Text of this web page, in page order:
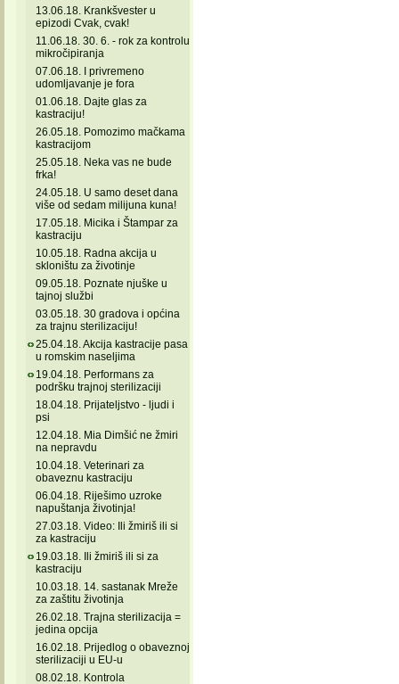
13.06.18. Krankšvester u
epizodi Cvak, cvak!
11.06.18. 30. 6. - rok za kontrolu
mikročipiranja
07.06.18. I privremeno
udomljavanje je fora
01.06.18. Dajte glas za
kastraciju!
26.05.18. Pomozimo mačkama
kastracijom
25.05.18. Neka vas ne bude
frka!
24.05.18. U samo deset dana
više od sedam milijuna kuna!
17.05.18. Micika i Štampar za
kastraciju
10.05.18. Radna akcija u
skloništu za životinje
09.05.18. Poznate njuške u
tajnoj službi
03.05.18. 30 gradova i općina
za trajnu sterilizaciju!
25.04.18. Akcija kastracije pasa
u romskim naseljima
19.04.18. Performans za
podršku trajnoj sterilizaciji
18.04.18. Prijateljstvo - ljudi i
psi
12.04.18. Mia Dimšić ne žmiri
na nepravdu
10.04.18. Veterinari za
obaveznu kastraciju
06.04.18. Riješimo uzroke
napuštanja životinja!
27.03.18. Video: Ili žmiriš ili si
za kastraciju
19.03.18. Ili žmiriš ili si za
kastraciju
10.03.18. 14. sastanak Mreže
za zaštitu životinja
26.02.18. Trajna sterilizacija =
jedina opcija
16.02.18. Prijedlog o obaveznoj
sterilizaciji u EU-u
08.02.18. Kontrola